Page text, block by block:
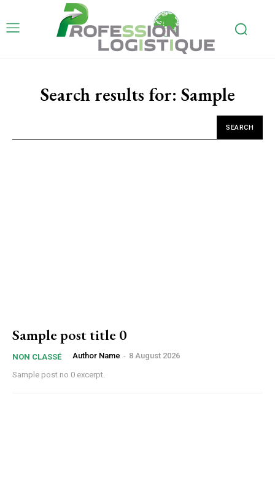
Search results for: Sample
SEARCH
Sample post title 0
NON CLASSÉ Author Name - 8 August 2026
Sample post no 0 excerpt.